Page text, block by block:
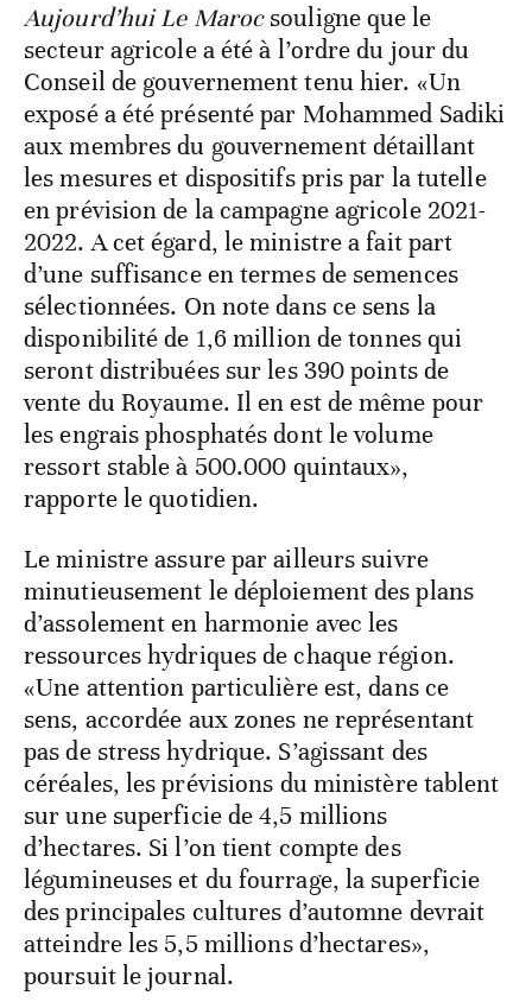
Aujourd’hui Le Marocsouligne que le
secteur agricole a été à l’ordre du jour du
Conseil de gouvernement tenu hier. «Un
exposé a été présenté par Mohammed Sadiki
aux membres du gouvernement détaillant
les mesures et dispositifs pris par la tutelle
en prévision de la campagne agricole 2021-
2022. A cet égard, le ministre a fait part
d’une suffisance en termes de semences
sélectionnées. On note dans ce sens la
disponibilité de 1,6 million de tonnes qui
seront distribuées sur les 390 points de
vente du Royaume. Il en est de même pour
les engrais phosphatés dont le volume
ressort stable à 500.000 quintaux»,
rapporte le quotidien.
Le ministre assure par ailleurs suivre
minutieusement le déploiement des plans
d’assolement en harmonie avec les
ressources hydriques de chaque région.
«Une attention particulière est, dans ce
sens, accordée aux zones ne représentant
pas de stress hydrique. S’agissant des
céréales, les prévisions du ministère tablent
sur une superficie de 4,5 millions
d’hectares. Si l’on tient compte des
légumineuses et du fourrage, la superficie
des principales cultures d’automne devrait
atteindre les 5,5 millions d’hectares»,
poursuit le journal.